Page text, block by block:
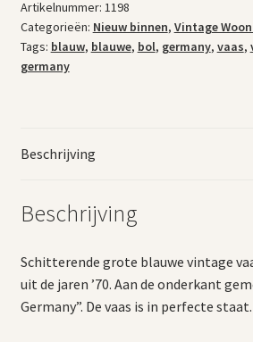
Artikelnummer: 1198
Categorieën: Nieuw binnen, Vintage
Tags: blauw, blauwe, bol, germany, vaas,
germany
Beschrijving
Beschrijving
Schitterende grote blauwe vintage
uit de jaren ’70. Aan de onderkant
Germany”. De vaas is in perfecte staat.